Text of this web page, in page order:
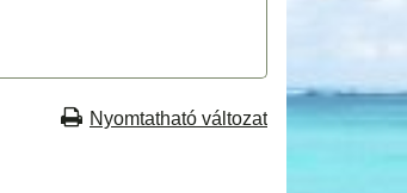
Nyomtatható változat